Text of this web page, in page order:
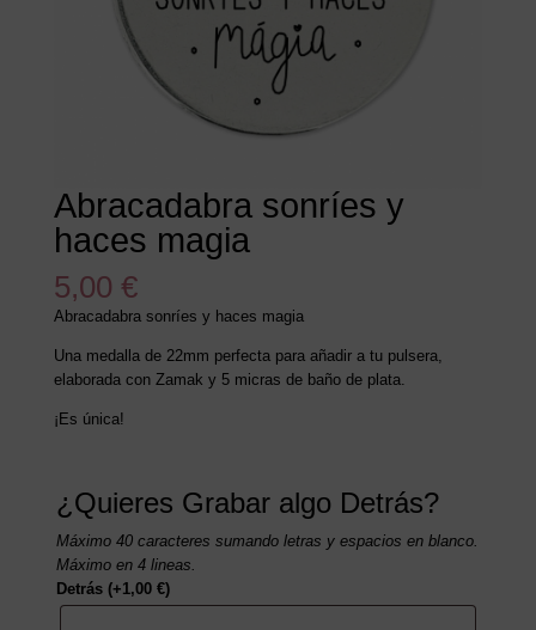
Abracadabra sonríes y
haces magia
5,00 €
Abracadabra sonríes y haces magia
Una medalla de 22mm perfecta para añadir a tu pulsera,
elaborada con Zamak y 5 micras de baño de plata.
¡Es única!
¿Quieres Grabar algo Detrás?
Máximo 40 caracteres sumando letras y espacios en blanco.
Máximo en 4 lineas.
Detrás (+1,00 €)